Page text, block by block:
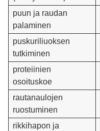
puun ja raudan
palaminen
puskuriliuoksen
tutkiminen
proteiinien
osoituskoe
rautanaulojen
ruostuminen
rikkihapon ja